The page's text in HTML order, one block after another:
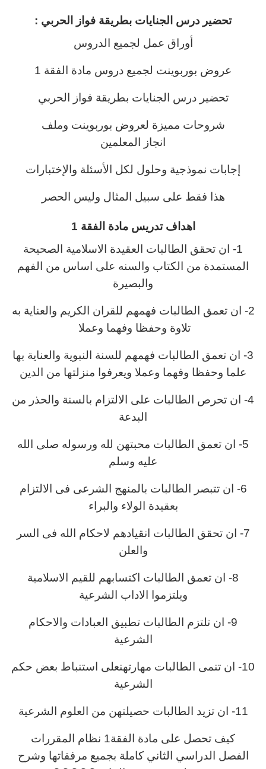
تحضير درس الجنايات بطريقة فواز الحربي :
أوراق عمل لجميع الدروس
عروض بوربوينت لجميع دروس مادة الفقة 1
تحضير درس الجنايات بطريقة فواز الحربي
شروحات مميزة لعروض بوربوينت وملف
انجاز المعلمين
إجابات نموذجية وحلول لكل الأسئلة والإختبارات
هذا فقط على سبيل المثال وليس الحصر
اهداف تدريس مادة الفقة 1
1- ان تحقق الطالبات العقيدة الاسلامية الصحيحة
المستمدة من الكتاب والسنه على اساس من الفهم
والبصيرة
2- ان تعمق الطالبات فهمهم للقران الكريم والعناية به
تلاوة وحفظا وفهما وعملا
3- ان تعمق الطالبات فهمهم للسنة النبوية والعناية بها
علما وحفظا وفهما وعملا ويعرفوا منزلتها من الدين
4- ان تحرص الطالبات على الالتزام بالسنة والحذر من
البدعة
5- ان تعمق الطالبات محبتهن لله ورسوله صلى الله
عليه وسلم
6- ان تتبصر الطالبات بالمنهج الشرعى فى الالتزام
بعقيدة الولاء والبراء
7- ان تحقق الطالبات انقيادهم لاحكام الله فى السر
والعلن
8- ان تعمق الطالبات اكتسابهم للقيم الاسلامية
ويلتزموا الاداب الشرعية
9- ان تلتزم الطالبات تطبيق العبادات والاحكام
الشرعية
10- ان تنمى الطالبات مهارتهنعلى استنباط بعض حكم
الشرعية
11- ان تزيد الطالبات حصيلتهن من العلوم الشرعية
كيف تحصل على مادة الفقة1 نظام المقررات
الفصل الدراسي الثاني كاملة بجميع مرفقاتها وشرح